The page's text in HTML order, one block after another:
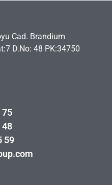
Cad. Brandium
D.No: 48 PK:34750
75
48
59